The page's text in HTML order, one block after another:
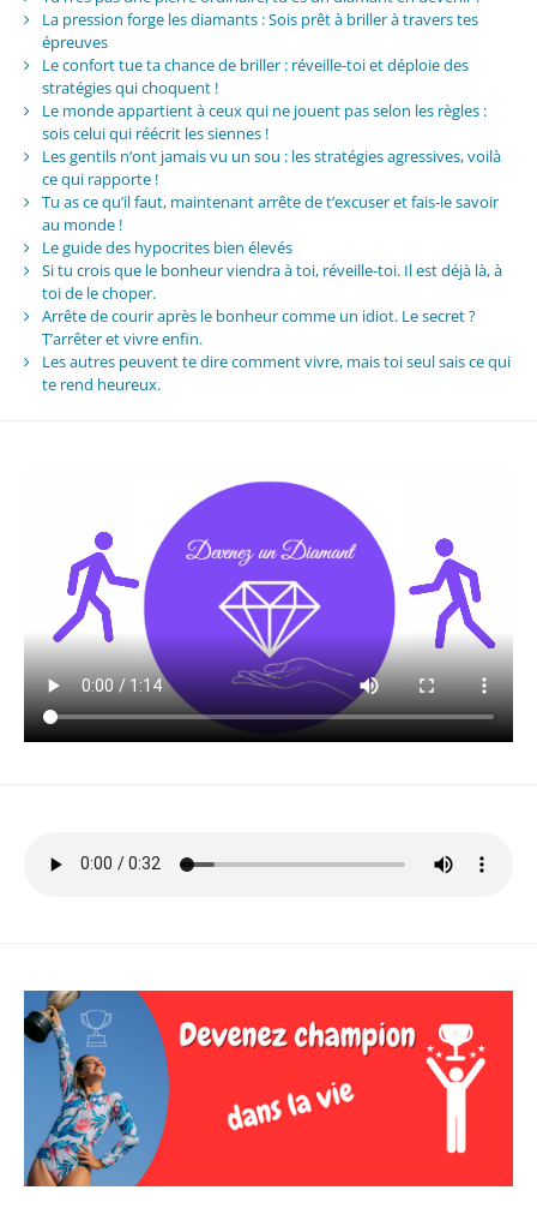
La pression forge les diamants : Sois prêt à briller à travers tes
épreuves
Le confort tue ta chance de briller : réveille-toi et déploie des
stratégies qui choquent !
Le monde appartient à ceux qui ne jouent pas selon les règles :
sois celui qui réécrit les siennes !
Les gentils n’ont jamais vu un sou : les stratégies agressives, voilà
ce qui rapporte !
Tu as ce qu’il faut, maintenant arrête de t’excuser et fais-le savoir
au monde !
Le guide des hypocrites bien élevés
Si tu crois que le bonheur viendra à toi, réveille-toi. Il est déjà là, à
toi de le choper.
Arrête de courir après le bonheur comme un idiot. Le secret ?
T’arrêter et vivre enfin.
Les autres peuvent te dire comment vivre, mais toi seul sais ce qui
te rend heureux.